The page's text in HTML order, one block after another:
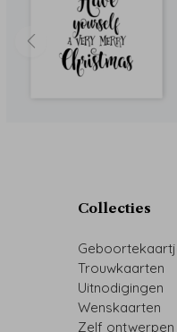
Collecties
Trouwkaarten
Uitnodigingen
Wenskaarten
Zelf ontwerpen